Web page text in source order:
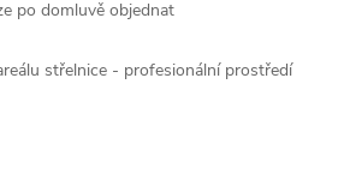
po domluvě objednat
střelnice - profesionální prostředí